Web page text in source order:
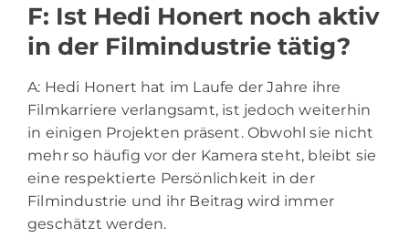
F: Ist Hedi Honert noch aktiv
in der Filmindustrie tätig?
A: Hedi Honert hat im Laufe der Jahre ihre
Filmkarriere verlangsamt, ist jedoch weiterhin
in einigen Projekten präsent. Obwohl sie nicht
mehr so häufig vor der Kamera steht, bleibt sie
eine respektierte Persönlichkeit in der
Filmindustrie und ihr Beitrag wird immer
geschätzt werden.